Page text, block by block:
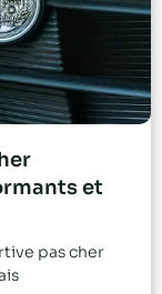
et
pas cher